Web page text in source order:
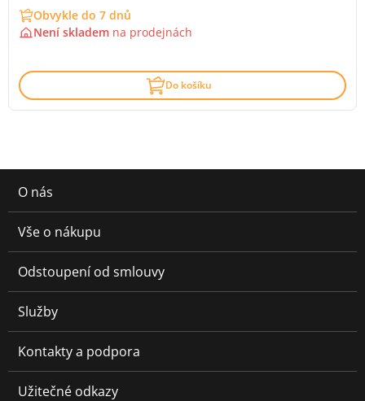
Obvykle do 7 dnů
Není skladem na prodejnách
Do košíku
O nás
Vše o nákupu
Odstoupení od smlouvy
Služby
Kontakty a podpora
Užitečné odkazy